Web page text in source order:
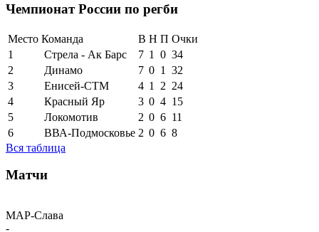
Чемпионат России по регби
Место Команда В Н П Очки
1
Стрела - Ак Барс 7 1 0 34
2
Динамо 7 0 1
32
3
Енисей-СТМ 4 1 2 24
4
Красный Яр 3 0 4 15
5
Локомотив 2 0 6 11
6
ВВА-Подмосковье 2 0 6 8
Вся таблица
Матчи
МАР-Слава
-